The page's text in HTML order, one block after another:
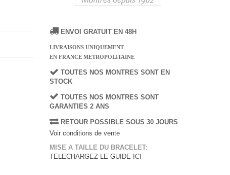
ENVOI GRATUIT EN 48H
LIVRAISONS UNIQUEMENT
EN FRANCE METROPOLITAINE
TOUTES NOS MONTRES SONT EN
STOCK
TOUTES NOS MONTRES SONT
GARANTIES 2 ANS
RETOUR POSSIBLE SOUS 30 JOURS
Voir conditions de vente
MISE A TAILLE DU BRACELET:
TELECHARGEZ LE GUIDE ICI